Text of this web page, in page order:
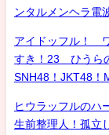
ンタルメンヘラ電
アイドッフル！
すき！23 ひうら
SNH48！JKT48！
ヒウラッフルのハ
生前整理人！孤立